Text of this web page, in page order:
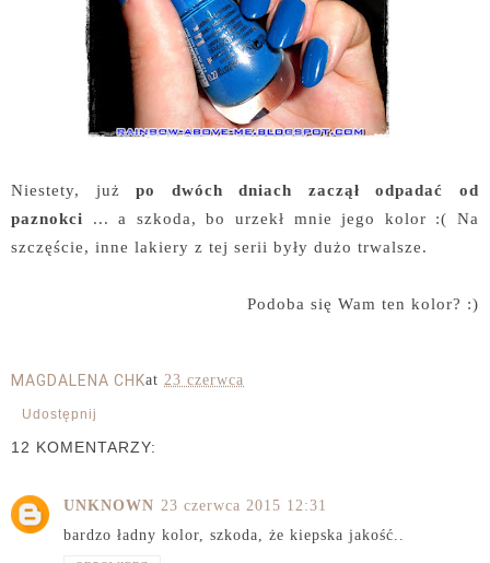
Niestety, jużpo dwóch dniach zaczął odpadać od
paznokci ... a szkoda, bo urzekł mnie jego kolor :( Na
szczęście, inne lakiery z tej serii były dużo trwalsze.
Podoba się Wam ten kolor? :)
MAGDALENA CHKat 23 czerwca
Udostępnij
12 KOMENTARZY:
UNKNOWN 23 czerwca 2015 12:31
bardzo ładny kolor, szkoda, że kiepska jakość..